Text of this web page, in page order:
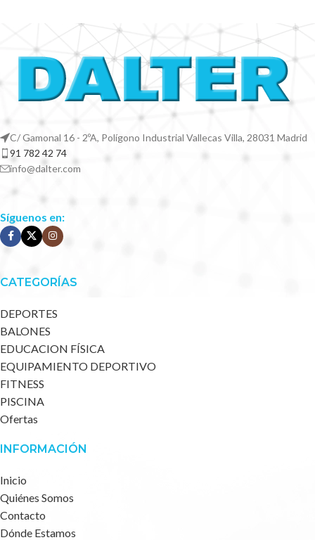
C/ Gamonal 16 - 2ºA, Polígono Industrial Vallecas Villa, 28031 Madrid
91 782 42 74
info@dalter.com
Síguenos en:
CATEGORÍAS
DEPORTES
BALONES
EDUCACION FÍSICA
EQUIPAMIENTO DEPORTIVO
FITNESS
PISCINA
Ofertas
INFORMACIÓN
Inicio
Quiénes Somos
Contacto
Dónde Estamos